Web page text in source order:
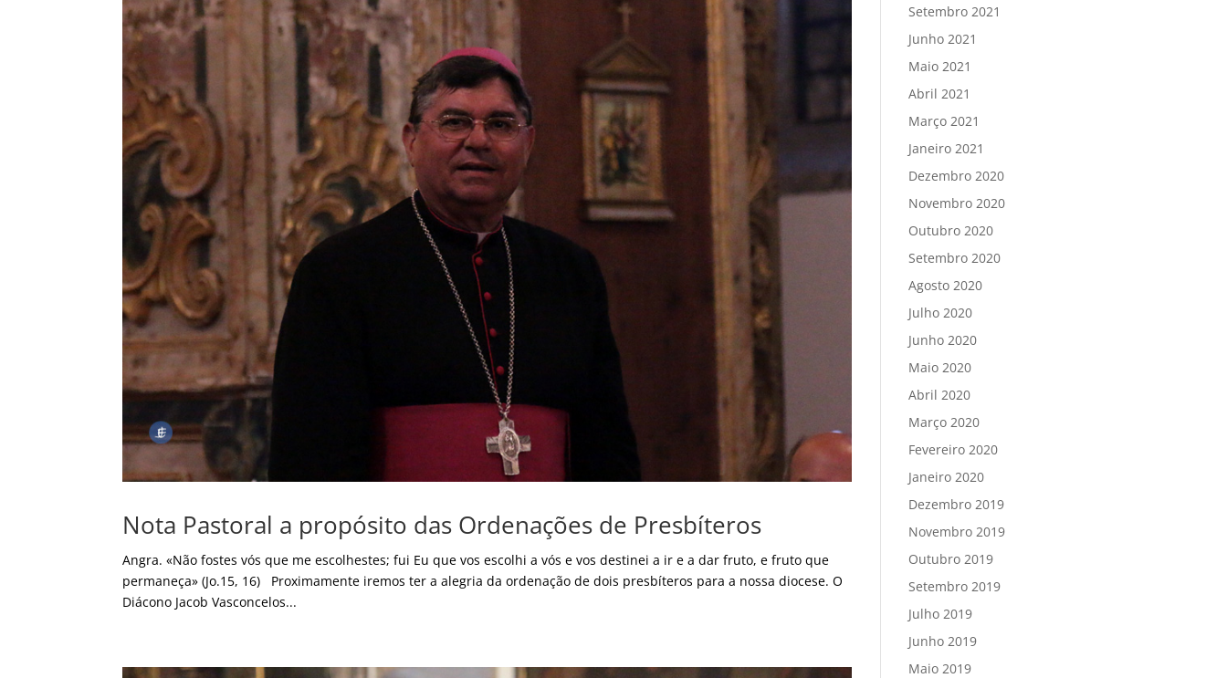
Nota Pastoral a propósito das Ordenações de Presbíteros
Angra. «Não fostes vós que me escolhestes; fui Eu que vos escolhi a vós e vos destinei a ir e a dar fruto, e fruto que
permaneça» (Jo.15, 16) Proximamente iremos ter a alegria da ordenação de dois presbíteros para a nossa diocese. O
Diácono Jacob Vasconcelos...
Setembro 2021
Junho 2021
Maio 2021
Abril 2021
Março 2021
Janeiro 2021
Dezembro 2020
Novembro 2020
Outubro 2020
Setembro 2020
Agosto 2020
Julho 2020
Junho 2020
Maio 2020
Abril 2020
Março 2020
Fevereiro 2020
Janeiro 2020
Dezembro 2019
Novembro 2019
Outubro 2019
Setembro 2019
Julho 2019
Junho 2019
Maio 2019